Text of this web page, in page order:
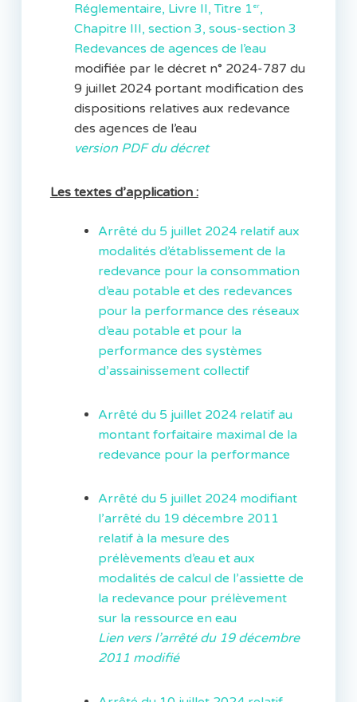
Réglementaire, Livre II, Titre 1 er,
Chapitre III, section 3, sous-section 3
Redevances de agences de l’eau
modifiée par le décret n° 2024-787 du
9 juillet 2024 portant modification des
dispositions relatives aux redevance
des agences de l’eau
version PDF du décret
Les textes d’application :
Arrêté du 5 juillet 2024 relatif aux
modalités d’établissement de la
redevance pour la consommation
d’eau potable et des redevances
pour la performance des réseaux
d’eau potable et pour la
performance des systèmes
d’assainissement collectif
Arrêté du 5 juillet 2024 relatif au
montant forfaitaire maximal de la
redevance pour la performance
Arrêté du 5 juillet 2024 modifiant
l’arrêté du 19 décembre 2011
relatif à la mesure des
prélèvements d’eau et aux
modalités de calcul de l’assiette de
la redevance pour prélèvement
sur la ressource en eau
Lien vers l’arrêté du 19 décembre
2011 modifié